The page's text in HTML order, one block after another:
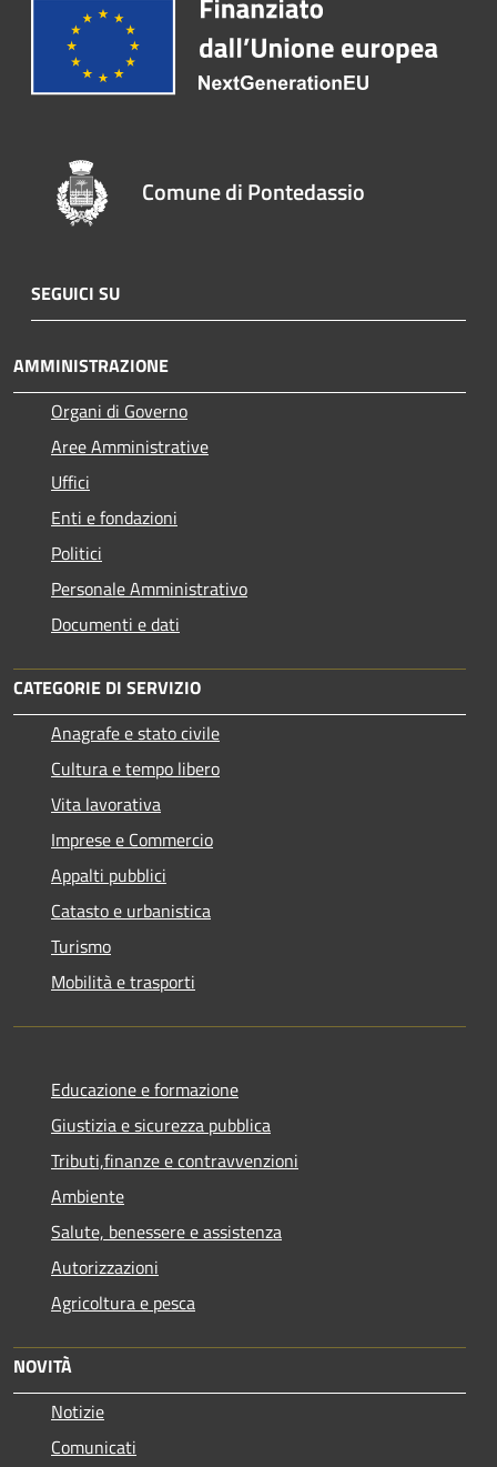
Comune di Pontedassio
SEGUICI SU
AMMINISTRAZIONE
Organi di Governo
Aree Amministrative
Uffici
Enti e fondazioni
Politici
Personale Amministrativo
Documenti e dati
CATEGORIE DI SERVIZIO
Anagrafe e stato civile
Cultura e tempo libero
Vita lavorativa
Imprese e Commercio
Appalti pubblici
Catasto e urbanistica
Turismo
Mobilità e trasporti
Educazione e formazione
Giustizia e sicurezza pubblica
Tributi,finanze e contravvenzioni
Ambiente
Salute, benessere e assistenza
Autorizzazioni
Agricoltura e pesca
NOVITÀ
Notizie
Comunicati